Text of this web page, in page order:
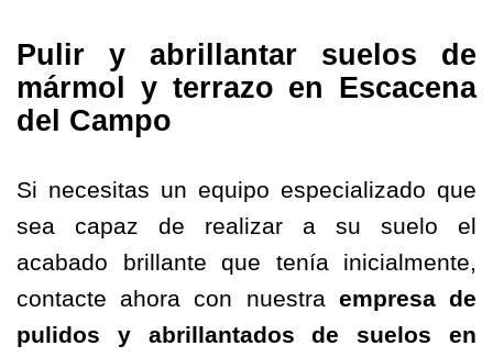
Pulir y abrillantar suelos de
mármol y terrazo en Escacena
del Campo
Si necesitas un equipo especializado que
sea capaz de realizar a su suelo el
acabado brillante que tenía inicialmente,
contacte ahora con nuestra empresa de
pulidos
y abrillantados de suelos en